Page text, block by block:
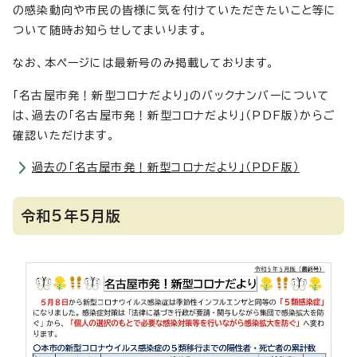
の感染動向や市民の皆様に気を付けていただきたいこと等に
ついて随時お知らせしてまいります。
なお、本ページには最新号のみ掲載しております。
「名古屋市発！新型コロナだより」のバックナンバーについて
は、過去の「名古屋市発！新型コロナだより」（PDF版）からご
確認いただけます。
過去の「名古屋市発！新型コロナだより」（PDF版）
令和5年5月版